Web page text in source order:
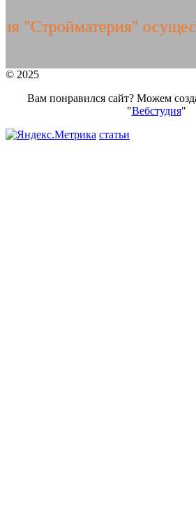
© 2025
Вам понравился сайт? Можем
"Вебстудия"
статьи